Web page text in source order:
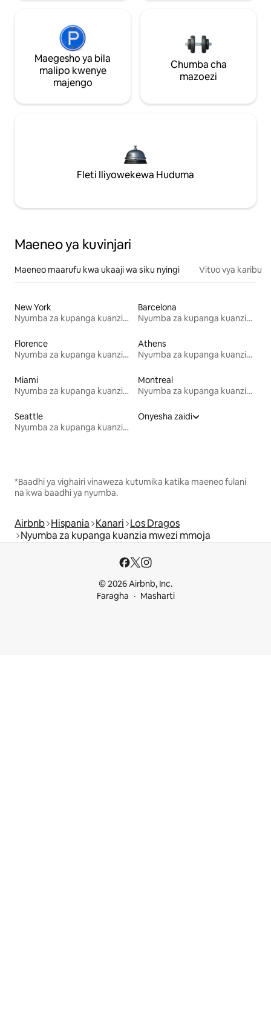
Maegesho ya bila
malipo kwenye
majengo
Chumba cha
mazoezi
Fleti Iliyowekewa Huduma
Maeneo ya kuvinjari
Maeneo maarufu kwa ukaaji wa siku nyingi Vituo vya karibu
New York
Nyumba za kupanga kuanzia mwezi mmoja
Barcelona
Nyumba za kupanga kuanzia mwezi mmoja
Florence
Nyumba za kupanga kuanzia mwezi mmoja
Athens
Nyumba za kupanga kuanzia mwezi mmoja
Miami
Nyumba za kupanga kuanzia mwezi mmoja
Montreal
Nyumba za kupanga kuanzia mwezi mmoja
Seattle
Nyumba za kupanga kuanzia mwezi mmoja
Onyesha zaidi
*Baadhi ya vighairi vinaweza kutumika katika maeneo fulani
na kwa baadhi ya nyumba.
Airbnb Hispania Kanari Los Dragos
Nyumba za kupanga kuanzia mwezi mmoja
© 2026 Airbnb, Inc.
Faragha
Masharti